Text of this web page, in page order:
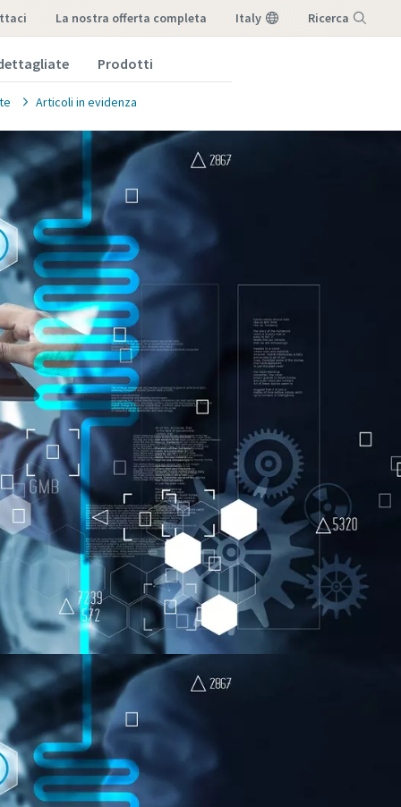
la nostra offerta completa Italy Ricerca
Prodotti
Articoli in evidenza